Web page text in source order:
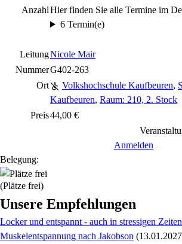
AnzahlHier finden Sie alle Termine im
6 Termin(e)
LeitungNicole Mair
NummerG402-263
Ort
Volkshochschule Kaufbeuren,
Kaufbeuren, Raum: 210, 2. Stock
Preis44,00 €
Anmelden
Belegung:
(Plätze frei)
Unsere Empfehlungen
Locker und entspannt - auch in stressigen
Muskelentspannung nach Jakobson